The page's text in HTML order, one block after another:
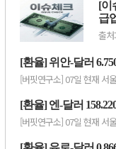
리
치
B2C
이
유
가는
증권
...
[이
급
다
출
국
까지
체들
다.
는
개선
나증
통
[환율] 위안-달러
[버핏연구소] 07일 현재 서
안/달러 환율은 6.7500위안
를 보였다.[...
[환율] 엔-달러
[버핏연구소] 07일 현재 서
달러 환율은 158.2200엔(
보였다.[출...